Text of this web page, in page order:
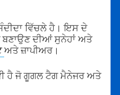
ਵਿੱਚਲੇ ਹੈ। ਇਸ ਦੇ
ਦੀਆਂ ਸੁਨੇਹਾਂ ਅਤੇ
ਅਤੇ ਜ਼ਾਪੀਅਰ।
ਹੈ ਜੋ ਗੂਗਲ ਟੈਗ ਮੈਨੇਜਰ ਅਤੇ